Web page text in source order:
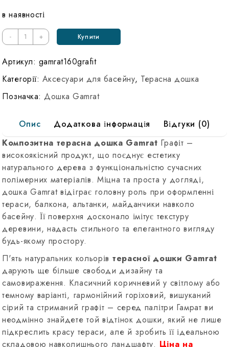
198 ₴.
в наявності
-
Кількість
Композитная
террасная
Gamrat
160х25х3000мм
+ Купити
Артикул: gamrat160grafit
Категорії: Аксесуари для басейну, Терасна дошка
Позначка: Дошка Gamrat
Опис Додаткова інформація
Відгуки (0)
Композитна терасна дошка Gamrat Графіт –
високоякісний продукт, що поєднує естетику
натурального дерева з функціональністю сучасних
полімерних матеріалів. Міцна та проста у догляді,
дошка Gamrat відіграє головну роль при оформленні
тераси, балкона, альтанки, майданчики навколо
басейну. Її поверхня досконало імітує текстуру
деревини, надасть стильного та елегантного вигляду
будь-якому простору.
П'ять натуральних кольорів терасної дошки Gamrat
дарують ще більше свободи дизайну та
самовираження. Класичний коричневий у світлому або
темному варіанті, гармонійний горіховий, вишуканий
сірий та стриманий графіт – серед палітри Гамрат ви
неодмінно знайдете той відтінок дошки, який не лише
підкреслить красу тераси, але й зробить її ідеальною
складовою навколишнього ландшафту. Ціна на